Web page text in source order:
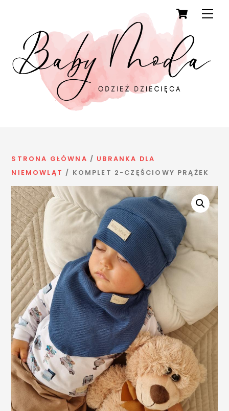
content
Cart
STRONA GŁÓWNA / UBRANKA DLA
NIEMOWLĄT / KOMPLET 2-CZĘŚCIOWY PRĄŻEK